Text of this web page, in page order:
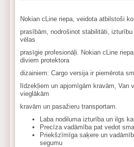
Nokian cLine riepa, veidota atbilstoši
prasībām, nodrošinot stabilitāti,
vēlas
prasīgie profesionāļi. Nokian cLine
diviem protektora
dizainiem: Cargo versija ir piemērota
līdzekļiem un apjomīgām kravām, Van
vieglākām
kravām un pasažieru transportam.
Laba nodiluma izturība un ilgs
Precīza vadāmība pat vedot
Priekšzīmīga saķere un
segumu